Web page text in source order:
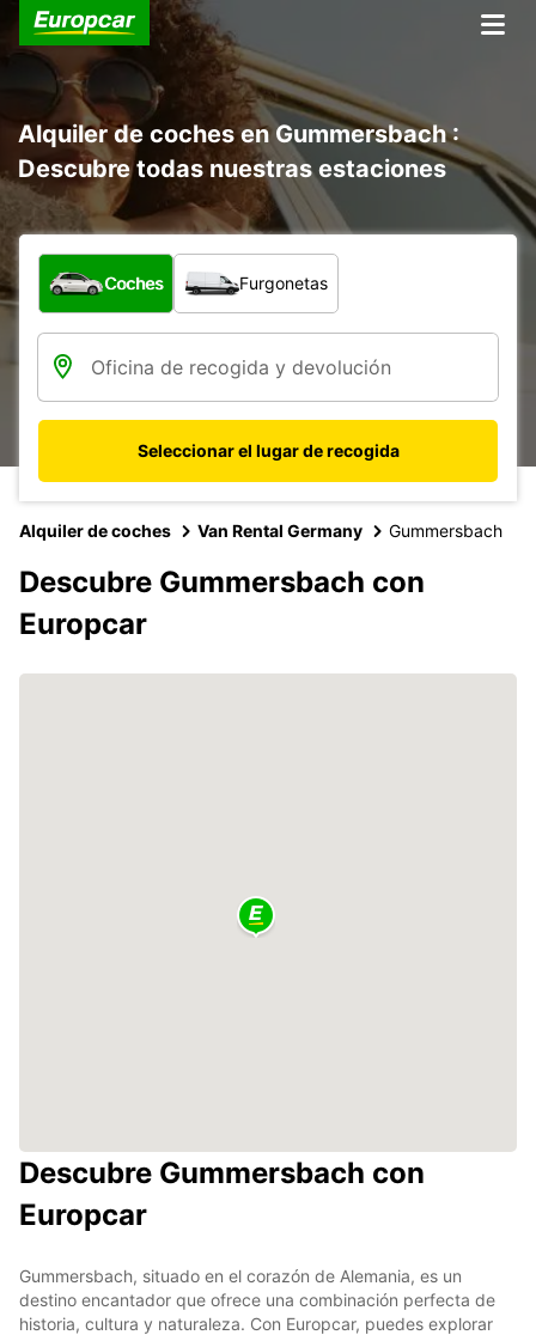
Alquiler de coches en Gummersbach :
Descubre todas nuestras estaciones
¿Qué tipo de vehículo?
Coches Furgonetas
Seleccionar el lugar de recogida
Alquiler de coches Van Rental Germany Gummersbach
Descubre Gummersbach con
Europcar
Descubre Gummersbach con
Europcar
Gummersbach, situado en el corazón de Alemania, es un
destino encantador que ofrece una combinación perfecta de
historia, cultura y naturaleza. Con Europcar, puedes explorar